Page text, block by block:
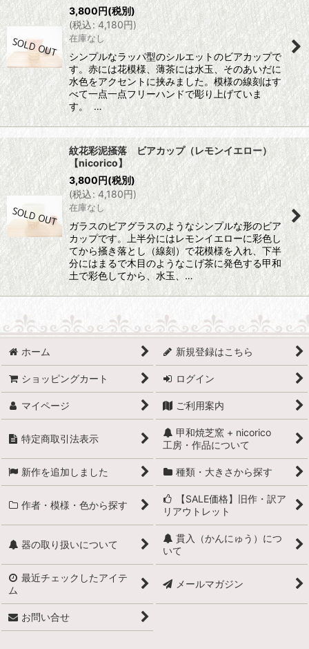
3,800円(税別)
(税込: 4,180円)
在庫なし
シンプルなラッパ型のシルエットのビアカップで
す。赤には花模様、薄茶には水玉、そのあいだに
水色をアクセントに挟みました。模様の線刻はす
べて一点一点フリーハンドで彫り上げていま
す。 …
紋花彩泥掻落 ビアカップ（レモンイエロー）
【nicorico】
3,800円(税別)
(税込: 4,180円)
在庫なし
ガラスのビアグラスのようなシンプルな形のビア
カップです。上半分にはレモンイエローに彩色し
てから掻き落とし（線刻）で花模様を入れ、下半
分にはまるで木目のようなこげ茶に発色する甲和
土で彩色してから、水玉、…
ホーム 新規登録はこちら
ショッピングカート ログイン
マイページ ご利用案内
特定商取引法表示
甲和焼芝窯 + nicorico
工房・作品について
新作を追加しました 種類・大きさから探す
作者・模様・色から探す
【SALE価格】旧作・訳ア
リアウトレット
器の取り扱いについて
貫入（かんにゅう）につ
いて
最近チェックしたアイテ
ム
メールマガジン
お問い合せ